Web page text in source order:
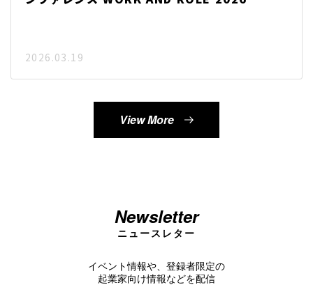
2026.03.19
View More
Newsletter
ニュースレター
イベント情報や、登録者限定の
起業家向け情報などを配信